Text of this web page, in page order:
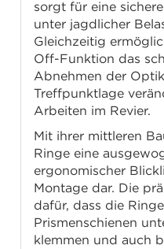
sorgt für eine
unter jagdlicher
Gleichzeitig
Off-Funktion das
Abnehmen der
Treffpunktlage
Arbeiten im Revier.
Mit ihrer mittleren
Ringe eine
ergonomischer
Montage dar. Die
dafür, dass die
Prismenschienen
klemmen und auch